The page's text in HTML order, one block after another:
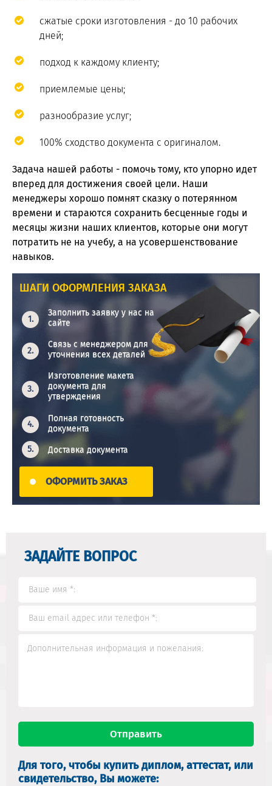
сжатые сроки изготовления - до 10 рабочих
дней;
подход к каждому клиенту;
приемлемые цены;
разнообразие услуг;
100% сходство документа с оригиналом.
Задача нашей работы - помочь тому, кто упорно идет
вперед для достижения своей цели. Наши
менеджеры хорошо помнят сказку о потерянном
времени и стараются сохранить бесценные годы и
месяцы жизни наших клиентов, которые они могут
потратить не на учебу, а на усовершенствование
навыков.
ШАГИ ОФОРМЛЕНИЯ ЗАКАЗА
Заполнить заявку у нас на
сайте
Связь с менеджером для
уточнения всех деталей
Изготовление макета
документа для
утверждения
Полная готовность
документа
Доставка документа
ОФОРМИТЬ ЗАКАЗ
ЗАДАЙТЕ ВОПРОС
Для того, чтобы купить диплом, аттестат, или
свидетельство, Вы можете: